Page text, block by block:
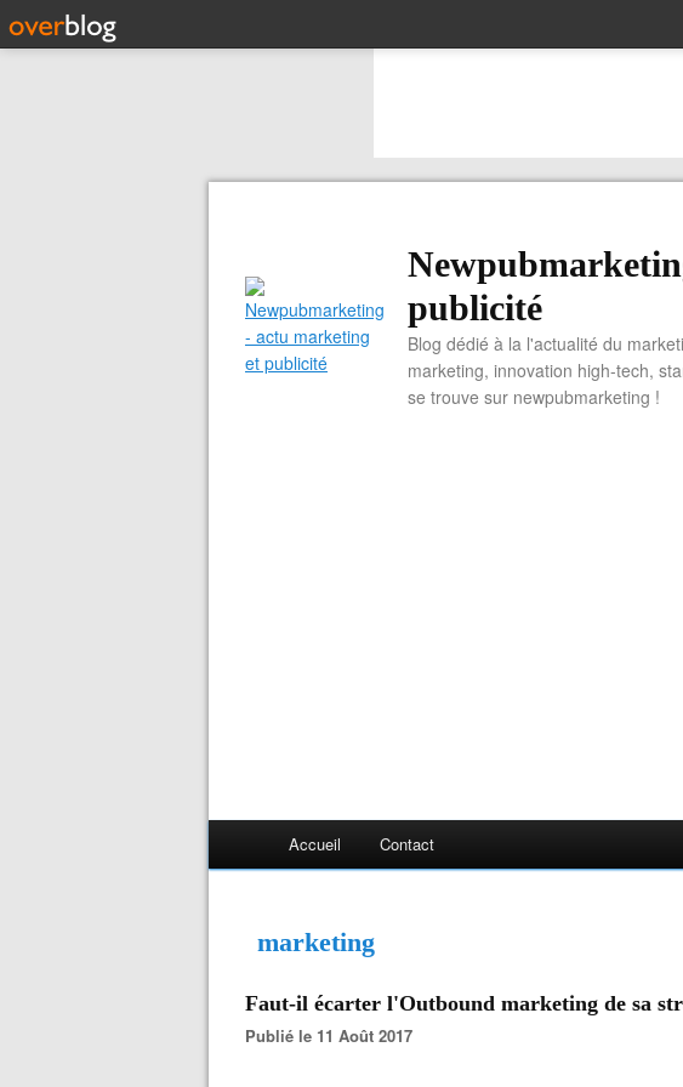
publicité
Blog dédié à la l'actualité du
marketing, innovation high-tech,
se trouve sur newpubmarketing !
Accueil Contact
marketing
Faut-il écarter l'Outbound marketing de sa
Publié le 11 Août 2017